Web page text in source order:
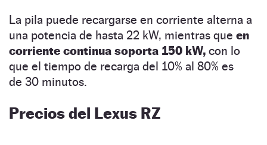
La pila puede recargarse en corriente alterna a
una potencia de hasta 22 kW, mientras que en
corriente continua soporta 150 kW, con lo
que el tiempo de recarga del 10% al 80% es
de 30 minutos.
Precios del Lexus RZ